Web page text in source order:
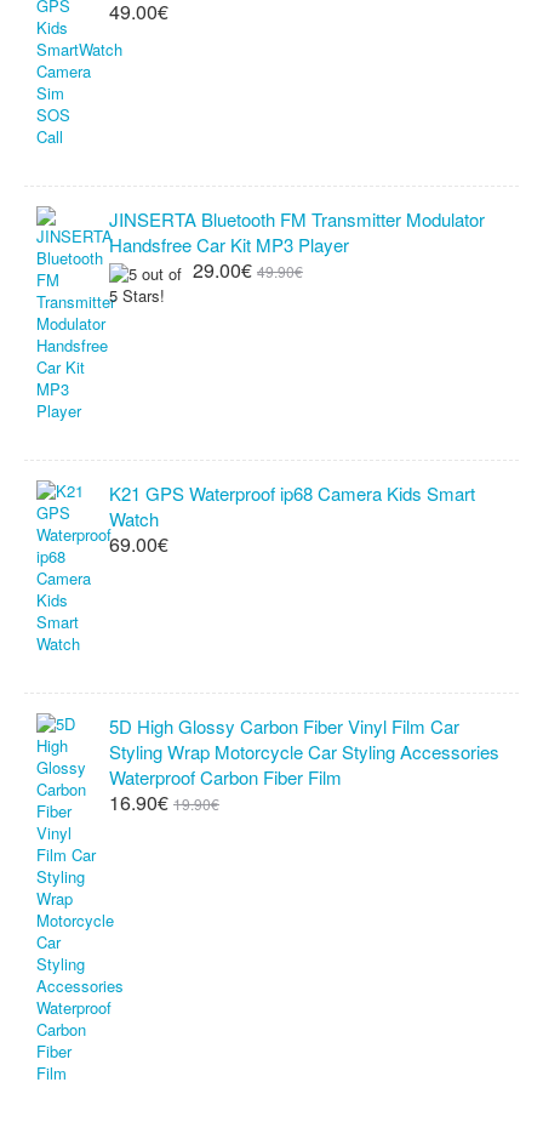
49.00€
JINSERTA Bluetooth FM Transmitter Modulator
Handsfree Car Kit MP3 Player
29.00€ 49.90€
K21 GPS Waterproof ip68 Camera Kids Smart
Watch
69.00€
5D High Glossy Carbon Fiber Vinyl Film Car
Styling Wrap Motorcycle Car Styling Accessories
Waterproof Carbon Fiber Film
16.90€ 19.90€